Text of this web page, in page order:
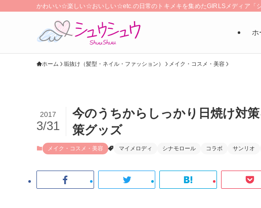
かわいい☆楽しい☆おいしい☆etc.の日常のトキメキを集めたGIRLSメディア「シ
ホ
ホーム 垢抜け（髪型・ネイル・ファッション） メイク・コスメ・美容
今のうちからしっかり日焼け対
策グッズ
2017
3/31
メイク・コスメ・美容 マイメロディ シナモロール コラボ サンリオ